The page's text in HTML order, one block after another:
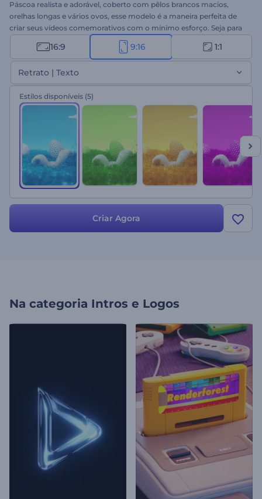
Páscoa realista e adorável, coberto com pêlos brancos macios,
orelhas longas e vários ovos, esse modelo é a maneira perfeita de
criar seus vídeos comemorativos com o mínimo esforço. Seja para
enviar seus desejos de boa Páscoa para a família e os amigos,
divulgar promoções de Páscoa da sua empresa ou convidar seus
entes queridos para um evento caseiro, este modelo é uma
maneira divertida e fácil. Digite suas mensagens, insira seu logotipo
e adicione uma faixa de música festiva para criar um vídeo de
Páscoa único em poucos minutos. Então, por que esperar?
Comece a criar agora mesmo e entre no clima de diversão da
16:9 9:16 1:1
Retrato | Texto
Estilos disponíveis (5)
Criar Agora
Na categoria Intros e Logos